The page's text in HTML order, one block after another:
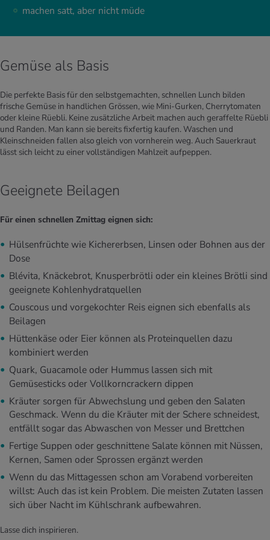
machen satt, aber nicht müde
Gemüse als Basis
Die perfekte Basis für den selbstgemachten, schnellen Lunch bilden
frische Gemüse in handlichen Grössen, wie Mini-Gurken, Cherrytomaten
oder kleine Rüebli. Keine zusätzliche Arbeit machen auch geraffelte Rüebli
und Randen. Man kann sie bereits fixfertig kaufen. Waschen und
Kleinschneiden fallen also gleich von vornherein weg. Auch Sauerkraut
lässt sich leicht zu einer vollständigen Mahlzeit aufpeppen.
Geeignete Beilagen
Für einen schnellen Zmittag eignen sich:
Hülsenfrüchte wie Kichererbsen, Linsen oder Bohnen aus der
Dose
Blévita, Knäckebrot, Knusperbrötli oder ein kleines Brötli sind
geeignete Kohlenhydratquellen
Couscous und vorgekochter Reis eignen sich ebenfalls als
Beilagen
Hüttenkäse oder Eier können als Proteinquellen dazu
kombiniert werden
Quark, Guacamole oder Hummus lassen sich mit
Gemüsesticks oder Vollkorncrackern dippen
Kräuter sorgen für Abwechslung und geben den Salaten
Geschmack. Wenn du die Kräuter mit der Schere schneidest,
entfällt sogar das Abwaschen von Messer und Brettchen
Fertige Suppen oder geschnittene Salate können mit Nüssen,
Kernen, Samen oder Sprossen ergänzt werden
Wenn du das Mittagessen schon am Vorabend vorbereiten
willst: Auch das ist kein Problem. Die meisten Zutaten lassen
sich über Nacht im Kühlschrank aufbewahren.
Lasse dich inspirieren.